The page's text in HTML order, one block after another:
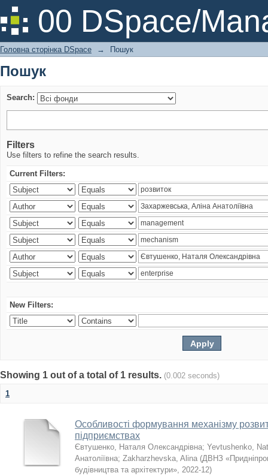
00 DSpace/
Пошук
Головна сторінка DSpace → Пошук
Пошук
Search:
Filters
Use filters to refine the search results.
Current Filters:
New Filters:
Showing 1 out of a total of 1 results. (0.002 seconds)
1
Особливості формування механізму
підприємствах
Євтушенко, Наталя Олександрівна; Yevtushenko,
Анатоліївна; Zakharzhevska, Alina (ДВНЗ
будівництва та архітектури», 2022-12)